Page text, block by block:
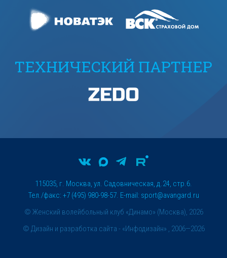
ТЕХНИЧЕСКИЙ ПАРТНЕР
© Женский волейбольный клуб «Динамо» (Москва), 2026
115035, г. Москва, ул. Садовническая, д.24, стр.6.
Тел./факс: +7 (495) 980-98-57. E-mail: sport@avangard.ru
© Дизайн и разработка сайта - «Инфодизайн» , 2006—2026